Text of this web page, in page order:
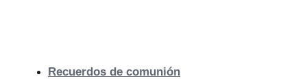
Recuerdos de comunión